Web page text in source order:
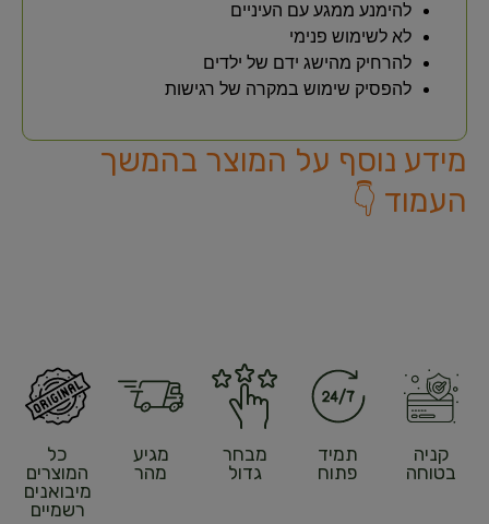
להימנע ממגע עם העיניים
לא לשימוש פנימי
להרחיק מהישג ידם של ילדים
להפסיק שימוש במקרה של רגישות
מידע נוסף על המוצר בהמשך
העמוד 👇
קניה
בטוחה
תמיד
פתוח
מבחר
גדול
מגיע
מהר
כל
המוצרים
מיבואנים
רשמיים